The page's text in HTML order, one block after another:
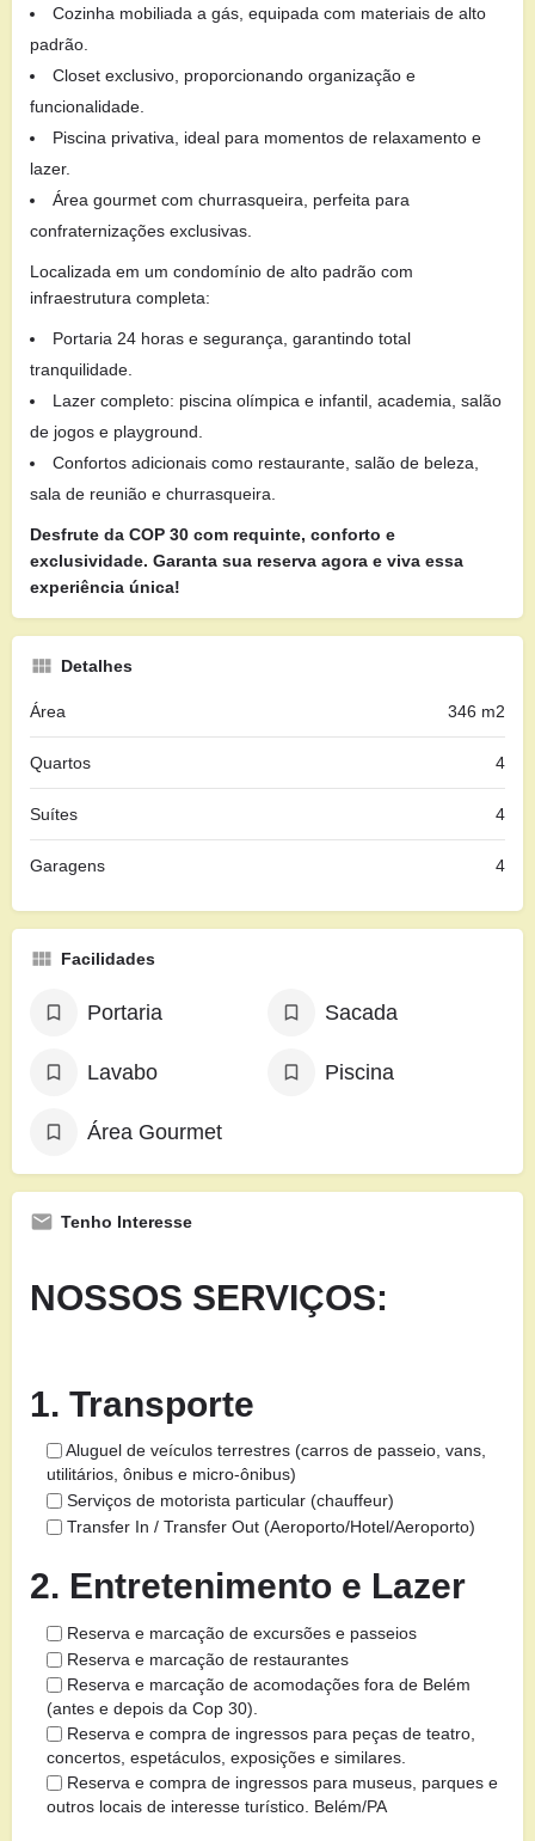
Cozinha mobiliada a gás, equipada com materiais de alto
padrão.
Closet exclusivo, proporcionando organização e
funcionalidade.
Piscina privativa, ideal para momentos de relaxamento e
lazer.
Área gourmet com churrasqueira, perfeita para
confraternizações exclusivas.
Localizada em um condomínio de alto padrão com
infraestrutura completa:
Portaria 24 horas e segurança, garantindo total
tranquilidade.
Lazer completo: piscina olímpica e infantil, academia, salão
de jogos e playground.
Confortos adicionais como restaurante, salão de beleza,
sala de reunião e churrasqueira.
Desfrute da COP 30 com requinte, conforto e
exclusividade. Garanta sua reserva agora e viva essa
experiência única!
Detalhes
Área 346 m2
Quartos 4
Suítes 4
Garagens 4
Facilidades
Portaria Sacada
Lavabo Piscina
Área Gourmet
Tenho Interesse
NOSSOS SERVIÇOS:
1. Transporte
Aluguel de veículos terrestres (carros de passeio, vans,
utilitários, ônibus e micro-ônibus)
Serviços de motorista particular (chauffeur)
Transfer In / Transfer Out (Aeroporto/Hotel/Aeroporto)
2. Entretenimento e Lazer
Reserva e marcação de excursões e passeios
Reserva e marcação de restaurantes
Reserva e marcação de acomodações fora de Belém
(antes e depois da Cop 30).
Reserva e compra de ingressos para peças de teatro,
concertos, espetáculos, exposições e similares.
Reserva e compra de ingressos para museus, parques e
outros locais de interesse turístico. Belém/PA